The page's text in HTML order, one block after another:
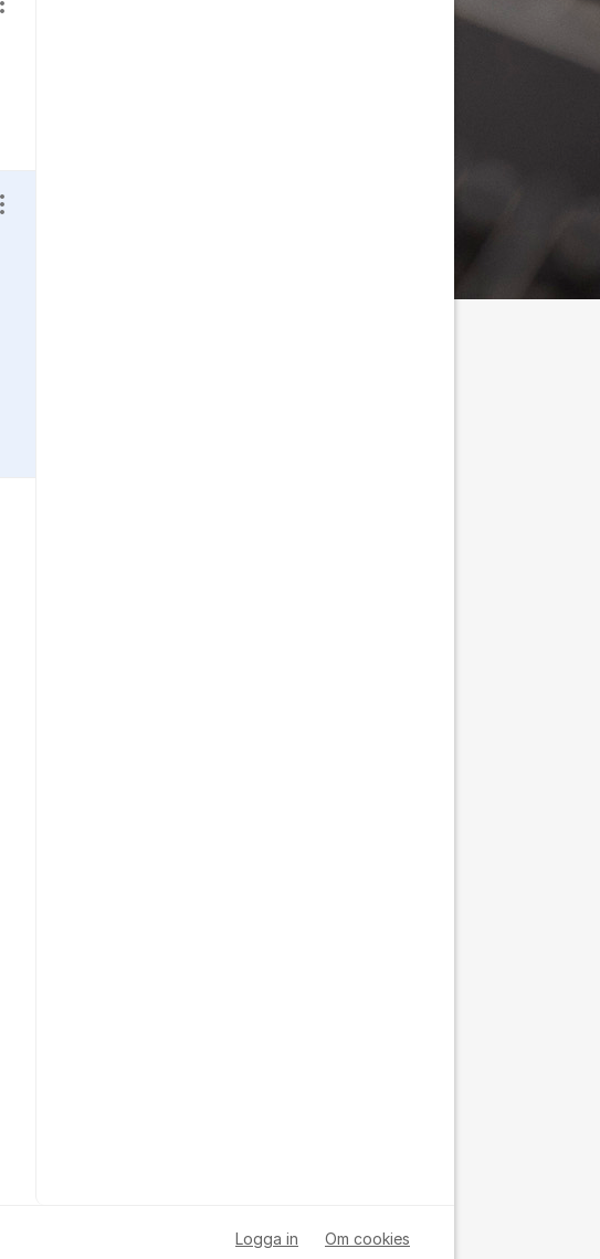
Visa/dölj inställningar för inlägg/kommentar
Visa/dölj inställningar för inlägg/kommentar
Logga in Om cookies